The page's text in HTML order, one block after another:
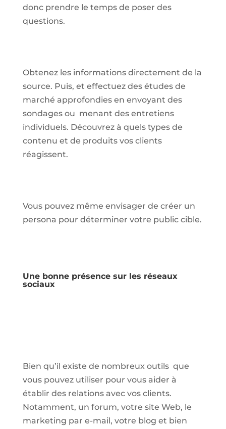
donc prendre le temps de poser des
questions.
Obtenez les informations directement de la
source. Puis, et effectuez des études de
marché approfondies en envoyant des
sondages ou menant des entretiens
individuels. Découvrez à quels types de
contenu et de produits vos clients
réagissent.
Vous pouvez même envisager de créer un
persona pour déterminer votre public cible.
Une bonne présence sur les réseaux
sociaux
Bien qu’il existe de nombreux outils que
vous pouvez utiliser pour vous aider à
établir des relations avec vos clients.
Notamment, un forum, votre site Web, le
marketing par e-mail, votre blog et bien